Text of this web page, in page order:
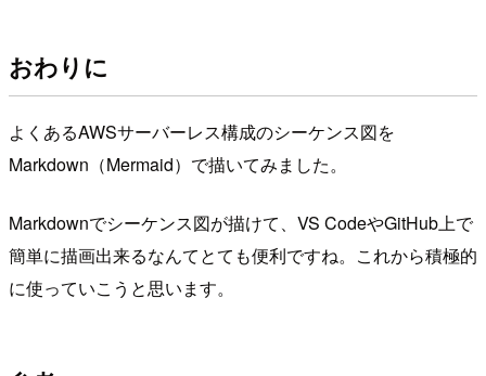
おわりに
よくあるAWSサーバーレス構成のシーケンス図を
Markdown（Mermaid）で描いてみました。
Markdownでシーケンス図が描けて、VS CodeやGitHub上で
簡単に描画出来るなんてとても便利ですね。これから積極的
に使っていこうと思います。